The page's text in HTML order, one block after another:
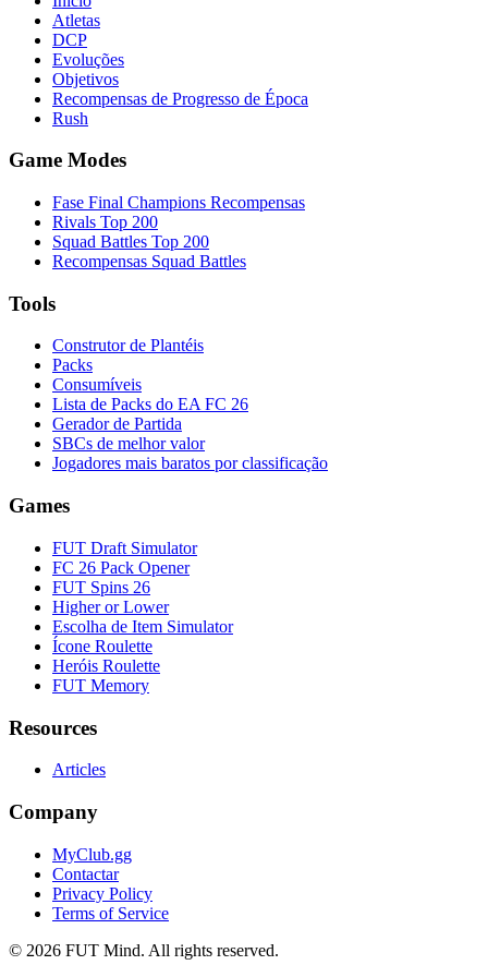
Atletas
DCP
Evoluções
Objetivos
Recompensas de Progresso de Época
Rush
Game Modes
Fase Final Champions Recompensas
Rivals Top 200
Squad Battles Top 200
Recompensas Squad Battles
Tools
Construtor de Plantéis
Packs
Consumíveis
Lista de Packs do EA FC 26
Gerador de Partida
SBCs de melhor valor
Jogadores mais baratos por classificação
Games
FUT Draft Simulator
FC 26 Pack Opener
FUT Spins 26
Higher or Lower
Escolha de Item Simulator
Ícone Roulette
Heróis Roulette
FUT Memory
Resources
Articles
Company
MyClub.gg
Contactar
Privacy Policy
Terms of Service
© 2026 FUT Mind. All rights reserved.